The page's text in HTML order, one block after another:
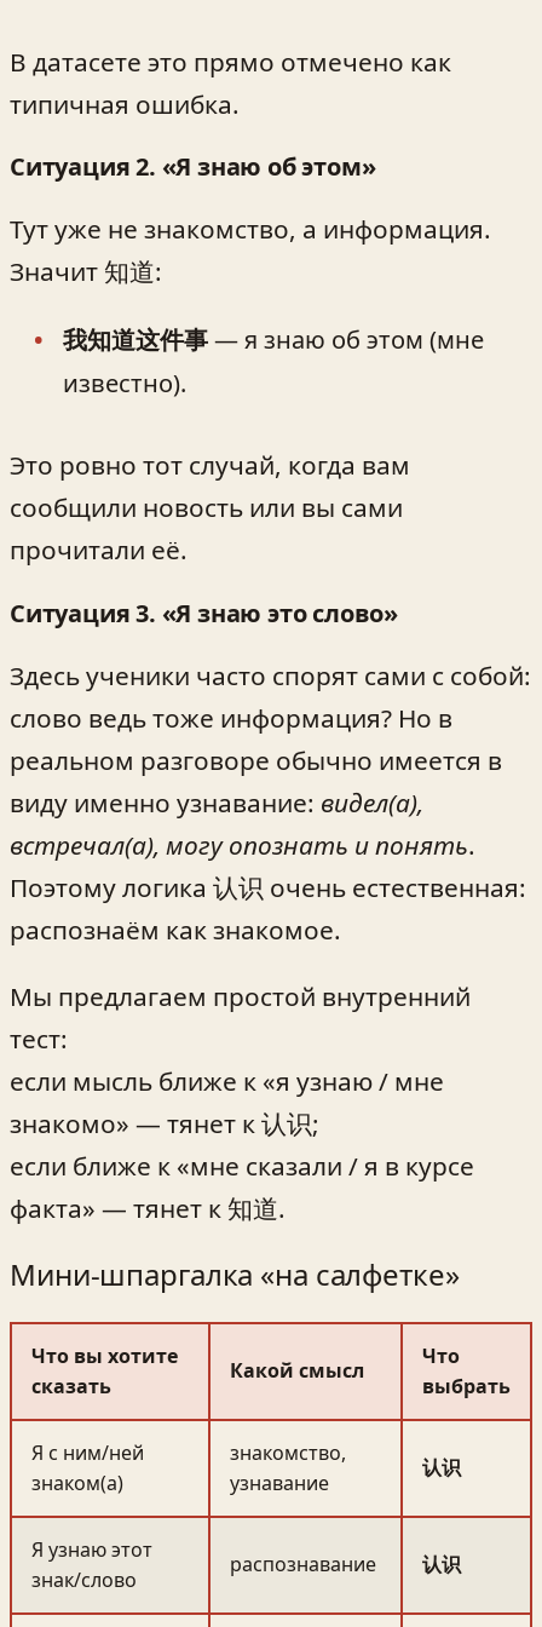
В датасете это прямо отмечено как
типичная ошибка.
Ситуация 2. «Я знаю об этом»
Тут уже не знакомство, а информация.
Значит 知道:
我知道这件事— я знаю об этом (мне
известно).
Это ровно тот случай, когда вам
сообщили новость или вы сами
прочитали её.
Ситуация 3. «Я знаю это слово»
Здесь ученики часто спорят сами с собой:
слово ведь тоже информация? Но в
реальном разговоре обычно имеется в
виду именно узнавание: видел(а),
встречал(а), могу опознать и понять.
Поэтому логика 认识 очень естественная:
распознаём как знакомое.
Мы предлагаем простой внутренний
тест:
если мысль ближе к «я узнаю / мне
знакомо» — тянет к 认识;
если ближе к «мне сказали / я в курсе
факта» — тянет к 知道.
Мини‑шпаргалка «на салфетке»
Что вы хотите
сказать
Какой смысл
Что
выбрать
Я с ним/ней
знаком(а)
знакомство,
узнавание
认识
Я узнаю этот
знак/слово
распознавание 认识